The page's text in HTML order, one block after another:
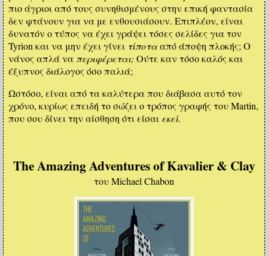
πιο άγριοι από τους συνηθισμένους στην επική φαντασία
δεν φτάνουν για να με ενθουσιάσουν. Επιπλέον, είναι
δυνατόν ο τύπος να έχει γράψει τόσες σελίδες για τον
Tyrion και να μην έχει γίνει τίποτααπό άποψη πλοκής; Ο
νάνος απλά ναπεριφέρεται; Ούτε καν τόσο καλός και
έξυπνος διάλογος όσο παλιά;
Ωστόσο, είναι από τα καλύτερα που διάβασα αυτό τον
χρόνο, κυρίως επειδή το σώζει ο τρόπος γραφής του Martin,
που σου δίνει την αίσθηση ότι είσαι εκεί.
The Amazing Adventures of Kavalier & Clay
του Michael Chabon